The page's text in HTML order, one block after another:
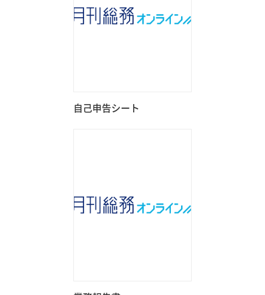
自己申告シート